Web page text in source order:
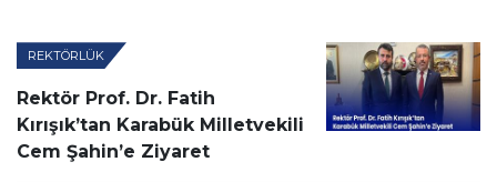
REKTÖRLÜK
Rektör Prof. Dr. Fatih
Kırışık’tan Karabük Milletvekili
Cem Şahin’e Ziyaret